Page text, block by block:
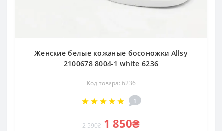
Женские белые кожаные босоножки Allsy
2100678 8004-1 white 6236
Код товара: 6236
1
2 590₴ 1 850₴